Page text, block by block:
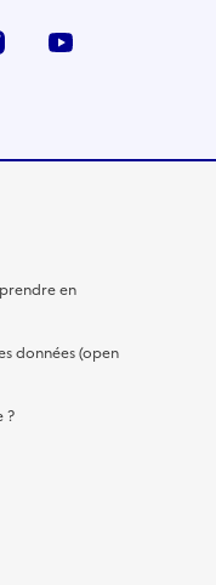
Instagram
en
données (open
?